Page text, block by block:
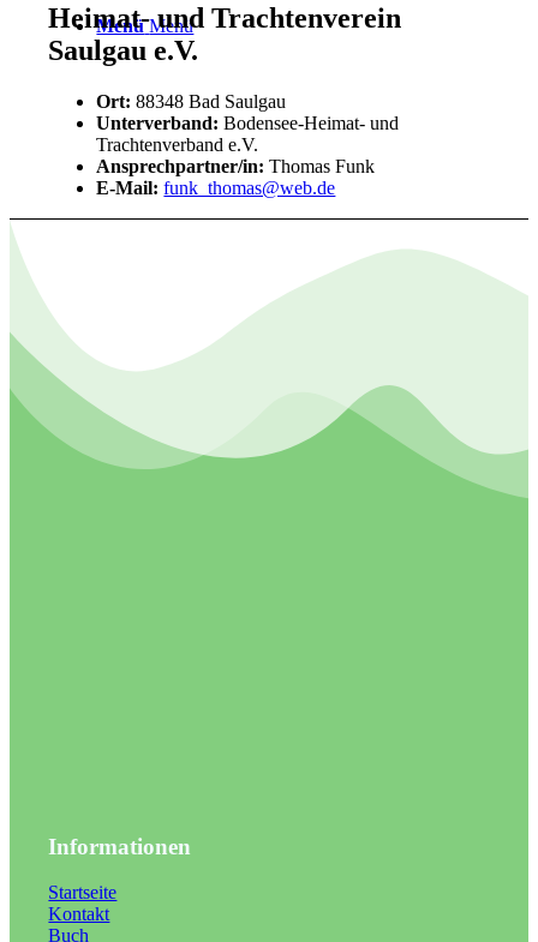
Menü Menü
Heimat- und Trachtenverein
Saulgau e.V.
Ort: 88348 Bad Saulgau
Unterverband: Bodensee-Heimat- und
Trachtenverband e.V.
Ansprechpartner/in: Thomas Funk
E-Mail: funk_thomas@web.de
Informationen
Startseite
Kontakt
Buch